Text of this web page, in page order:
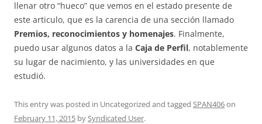
llenar otro “hueco” que vemos en el estado presente de
este articulo, que es la carencia de una sección llamado
Premios, reconocimientos y homenajes. Finalmente,
puedo usar algunos datos a la Caja de Perfil, notablemente
su lugar de nacimiento, y las universidades en que
estudió.
This entry was posted in Uncategorized and tagged SPAN406on
February 11, 2015 bySyndicated User.